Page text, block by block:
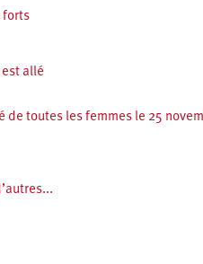
forts
allé
de toutes les femmes le 25